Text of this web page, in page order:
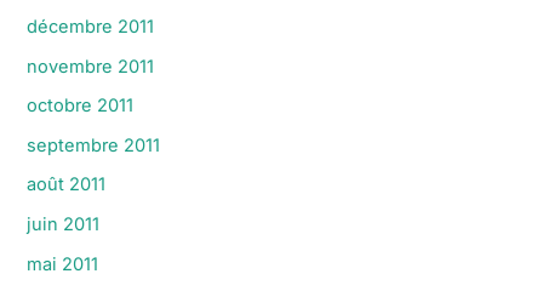
décembre 2011
novembre 2011
octobre 2011
septembre 2011
août 2011
juin 2011
mai 2011